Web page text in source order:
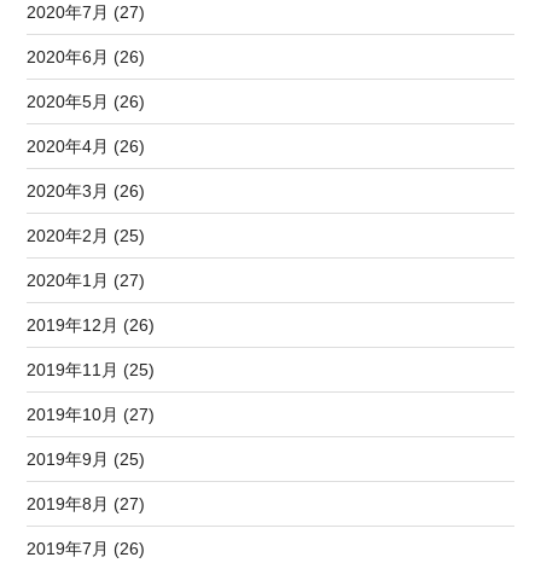
2020年7月 (27)
2020年6月 (26)
2020年5月 (26)
2020年4月 (26)
2020年3月 (26)
2020年2月 (25)
2020年1月 (27)
2019年12月 (26)
2019年11月 (25)
2019年10月 (27)
2019年9月 (25)
2019年8月 (27)
2019年7月 (26)